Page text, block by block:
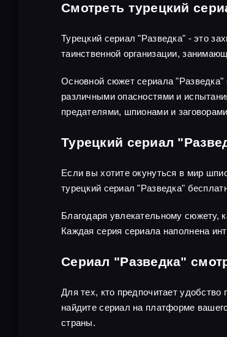
Смотреть турецкий
Турецкий сериал "Разведка" - это
таинственной организации,
Основной сюжет сериала "Разведка"
различными опасностями и
предателями, шпионами и
Турецкий сериал
Если вы хотите окунуться в мир
турецкий сериал "Разведка"
Благодаря увлекательному сюжету,
Каждая серия сериала наполнена
Сериал "Разведка"
Для тех, кто предпочитает
найдите сериал на платформе
страны.